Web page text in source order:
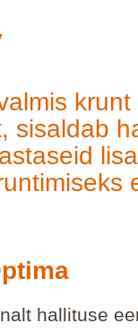
sisaldab
hallituse